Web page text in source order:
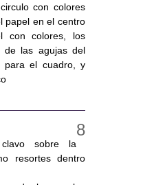
con colores
papel en el centro
con colores, los
de las agujas del
para el cuadro, y
sobre la
resortes dentro